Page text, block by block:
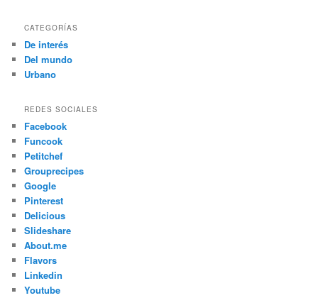
CATEGORÍAS
De interés
Del mundo
Urbano
REDES SOCIALES
Facebook
Funcook
Petitchef
Grouprecipes
Google
Pinterest
Delicious
Slideshare
About.me
Flavors
Linkedin
Youtube